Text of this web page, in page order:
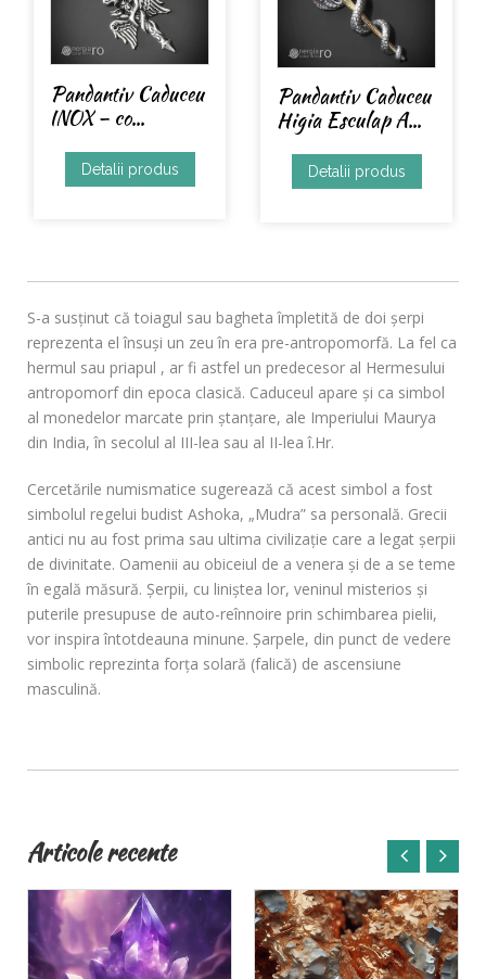
Pandantiv Caduceu
INOX – co...
Detalii produs
Pandantiv Caduceu
Higia Esculap A...
Detalii produs
S-a susținut că toiagul sau bagheta împletită de doi șerpi
reprezenta el însuși un zeu în era pre-antropomorfă. La fel ca
hermul sau priapul , ar fi astfel un predecesor al Hermesului
antropomorf din epoca clasică. Caduceul apare și ca simbol
al monedelor marcate prin ștanțare, ale Imperiului Maurya
din India, în secolul al III-lea sau al II-lea î.Hr.
Cercetările numismatice sugerează că acest simbol a fost
simbolul regelui budist Ashoka, „Mudra” sa personală. Grecii
antici nu au fost prima sau ultima civilizație care a legat șerpii
de divinitate. Oamenii au obiceiul de a venera și de a se teme
în egală măsură. Șerpii, cu liniștea lor, veninul misterios și
puterile presupuse de auto-reînnoire prin schimbarea pielii,
vor inspira întotdeauna minune. Șarpele, din punct de vedere
simbolic reprezinta forța solară (falică) de ascensiune
masculină.
Articole recente